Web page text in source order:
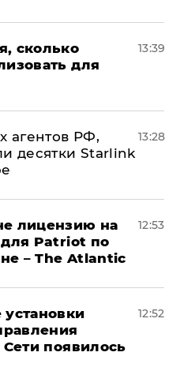
сколько
для
13:39
агентов РФ,
десятки Starlink
13:28
лицензию на
для Patriot по
– The Atlantic
12:53
появилось
12:52